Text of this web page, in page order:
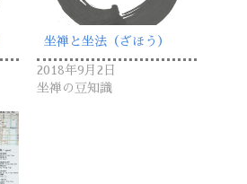
坐禅と坐法（ざほう）
2018年9月2日
坐禅の豆知識